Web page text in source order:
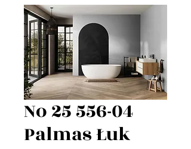
No 25 556-04
Palmas Łuk